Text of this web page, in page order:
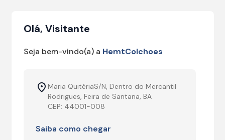
Olá, Visitante
Seja bem-vindo(a) a HemtColchoes
Maria QuitériaS/N, Dentro do Mercantil
Rodrigues, Feira de Santana, BA
CEP: 44001-008
Saiba como chegar